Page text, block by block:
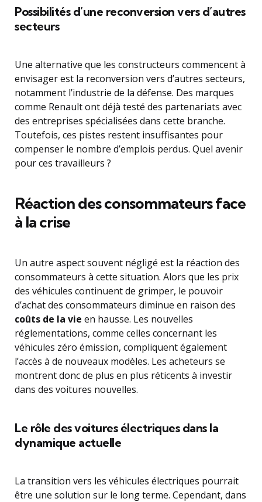
Possibilités d’une reconversion vers d’autres
secteurs
Une alternative que les constructeurs commencent à
envisager est la reconversion vers d’autres secteurs,
notamment l’industrie de la défense. Des marques
comme Renault ont déjà testé des partenariats avec
des entreprises spécialisées dans cette branche.
Toutefois, ces pistes restent insuffisantes pour
compenser le nombre d’emplois perdus. Quel avenir
pour ces travailleurs ?
Réaction des consommateurs face
à la crise
Un autre aspect souvent négligé est la réaction des
consommateurs à cette situation. Alors que les prix
des véhicules continuent de grimper, le pouvoir
d’achat des consommateurs diminue en raison des
coûts de la vie en hausse. Les nouvelles
réglementations, comme celles concernant les
véhicules zéro émission, compliquent également
l’accès à de nouveaux modèles. Les acheteurs se
montrent donc de plus en plus réticents à investir
dans des voitures nouvelles.
Le rôle des voitures électriques dans la
dynamique actuelle
La transition vers les véhicules électriques pourrait
être une solution sur le long terme. Cependant, dans